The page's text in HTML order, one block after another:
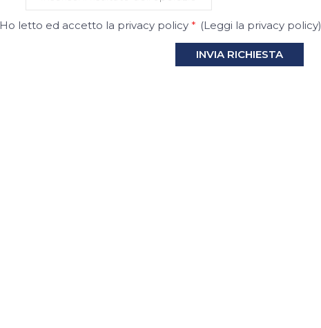
Ho letto ed accetto la privacy policy * (Leggi la privacy policy)
INVIA RICHIESTA